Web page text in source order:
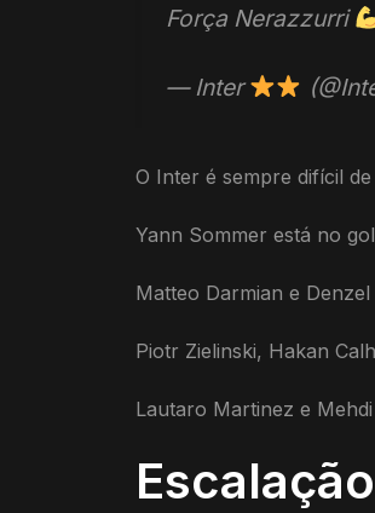
Força Nerazzurri
— Inter
O Inter é sempre difícil
Yann Sommer está no
Matteo Darmian e
Piotr Zielinski, Hakan
Lautaro Martinez e